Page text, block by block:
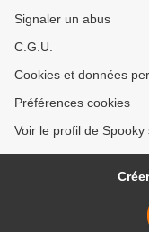
Signaler un abus
C.G.U.
Cookies et données
Préférences cookies
Voir le profil de